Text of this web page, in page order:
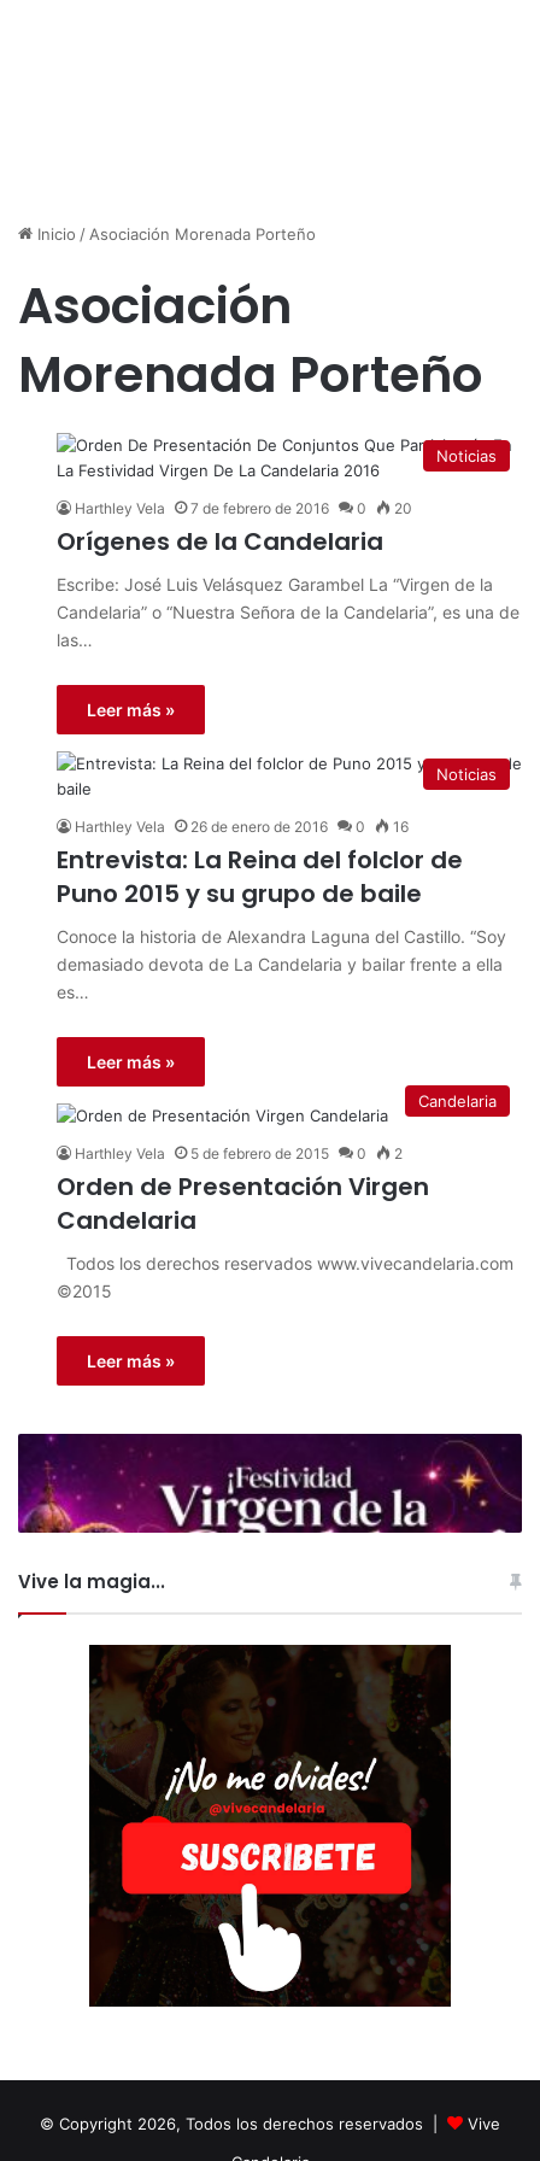
Inicio / Asociación Morenada Porteño
Asociación
Morenada Porteño
Noticias
Harthley Vela 7 de febrero de 2016 0 20
Orígenes de la Candelaria
Escribe: José Luis Velásquez Garambel La “Virgen de la
Candelaria” o “Nuestra Señora de la Candelaria”, es una de
las…
Leer más »
Noticias
Harthley Vela 26 de enero de 2016 0 16
Entrevista: La Reina del folclor de
Puno 2015 y su grupo de baile
Conoce la historia de Alexandra Laguna del Castillo. “Soy
demasiado devota de La Candelaria y bailar frente a ella
es…
Leer más »
Candelaria
Harthley Vela 5 de febrero de 2015 0 2
Orden de Presentación Virgen
Candelaria
Todos los derechos reservados www.vivecandelaria.com
©2015
Leer más »
Vive la magia...
© Copyright 2026, Todos los derechos reservados |
Vive